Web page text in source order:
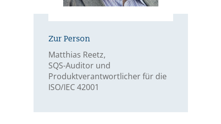
Zur Person
Matthias Reetz,
SQS-Auditor und
Produktverantwortlicher für die
ISO/IEC 42001